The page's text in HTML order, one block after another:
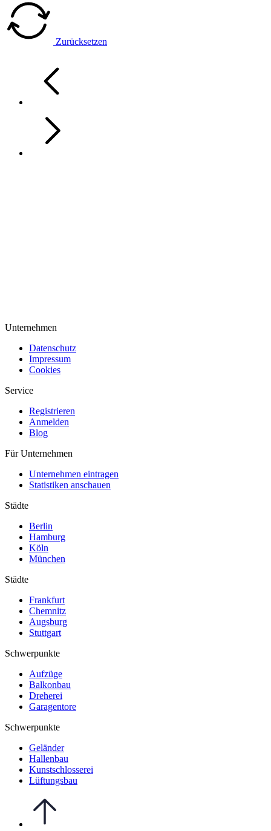
Zurücksetzen
Unternehmen
Datenschutz
Impressum
Cookies
Service
Registrieren
Anmelden
Blog
Für Unternehmen
Unternehmen eintragen
Statistiken anschauen
Städte
Berlin
Hamburg
Köln
München
Städte
Frankfurt
Chemnitz
Augsburg
Stuttgart
Schwerpunkte
Aufzüge
Balkonbau
Dreherei
Garagentore
Schwerpunkte
Geländer
Hallenbau
Kunstschlosserei
Lüftungsbau